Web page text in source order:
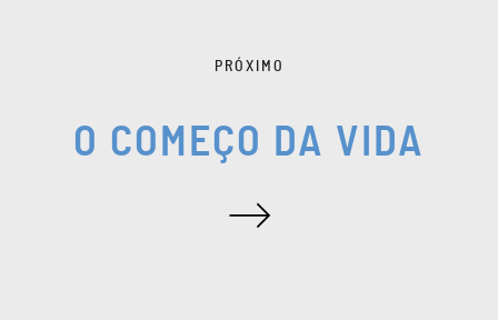
PRÓXIMO
O COMEÇO DA VIDA